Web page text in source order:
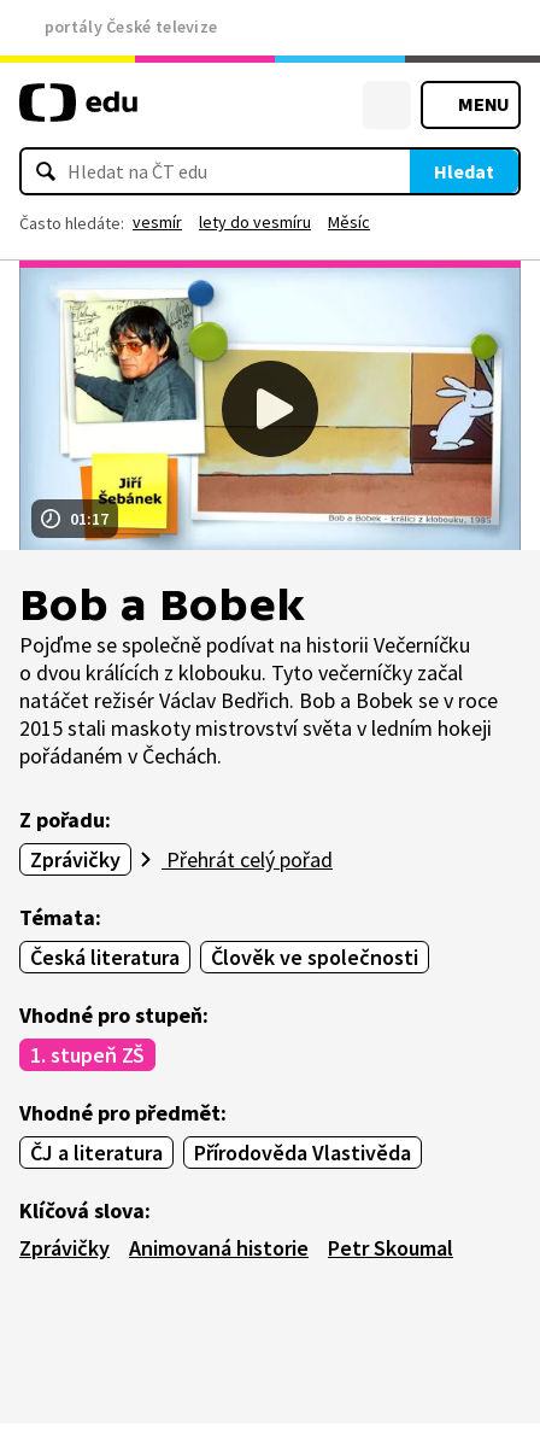
portály České televize
MENU
Hledat
Často hledáte: vesmír lety do vesmíru Měsíc
01:17
Bob a Bobek
Pojďme se společně podívat na historii Večerníčku
o dvou králících z klobouku. Tyto večerníčky začal
natáčet režisér Václav Bedřich. Bob a Bobek se v roce
2015 stali maskoty mistrovství světa v ledním hokeji
pořádaném v Čechách.
Z pořadu:
Zprávičky
Přehrát celý pořad
Témata:
Česká literatura
Člověk ve společnosti
Vhodné pro stupeň:
1. stupeň ZŠ
Vhodné pro předmět:
ČJ a literatura
Přírodověda Vlastivěda
Klíčová slova:
Zprávičky
Animovaná historie Petr Skoumal